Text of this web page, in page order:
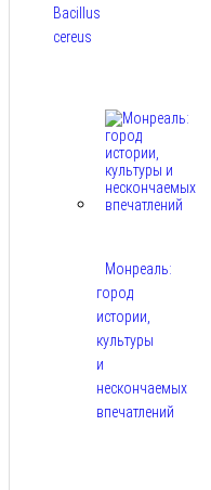
Bacillus
cereus
Монреаль:
город
истории,
культуры
и
нескончаемых
впечатлений